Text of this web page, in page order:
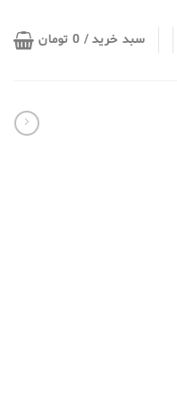
سبد خرید / 0 تومان